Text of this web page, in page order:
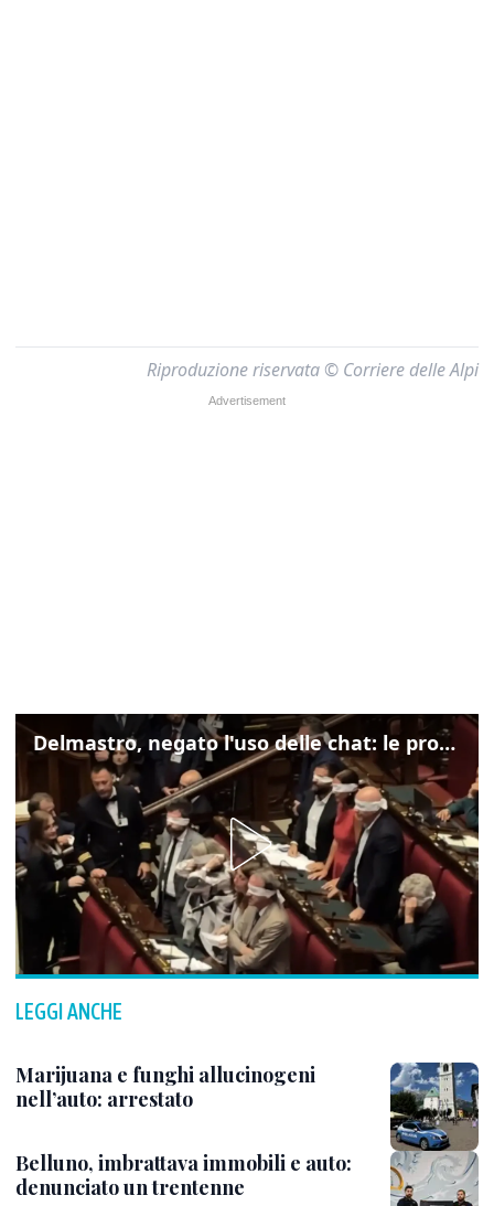
Riproduzione riservata © Corriere delle Alpi
Delmastro, negato l'uso delle chat: le proteste di Avs e M5s
LEGGI ANCHE
Marijuana e funghi allucinogeni
nell’auto: arrestato
Belluno, imbrattava immobili e auto:
denunciato un trentenne